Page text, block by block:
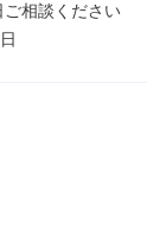
相談ください